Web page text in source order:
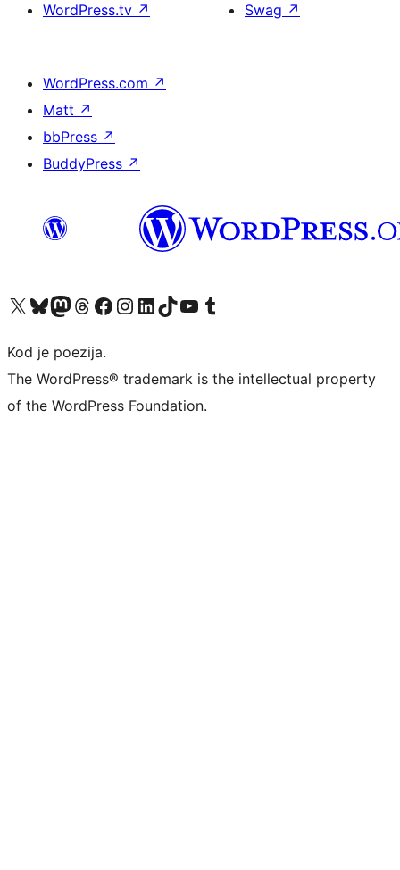
WordPress.tv ↗
Swag ↗
WordPress.com ↗
Matt ↗
bbPress ↗
BuddyPress ↗
Visit our X (formerly Twitter) account
Visit our Bluesky account
Visit our Mastodon account
Visit our Threads account
Visit our Facebook page
Visit our Instagram account
Visit our LinkedIn account
Visit our TikTok account
Visit our YouTube channel
Visit our Tumblr account
Kod je poezija.
The WordPress® trademark is the intellectual property
of the WordPress Foundation.